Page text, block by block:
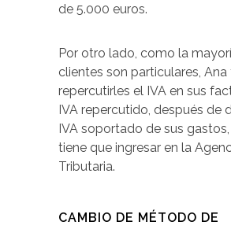
de 5.000 euros.
Por otro lado, como la
clientes son particulares, Ana
repercutirles el IVA en sus
IVA repercutido, después de
IVA soportado de sus
tiene que ingresar en la
Tributaria.
CAMBIO DE MÉTODO DE